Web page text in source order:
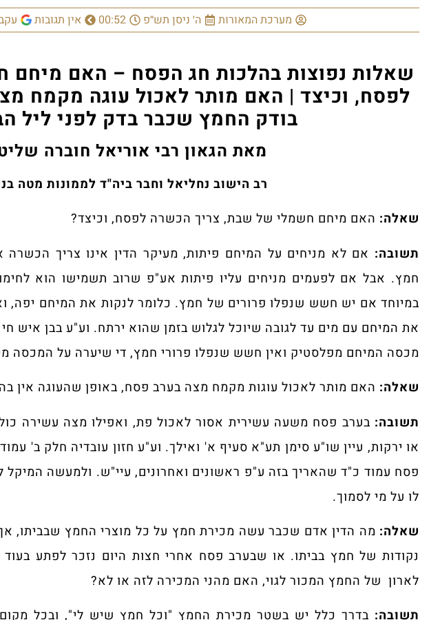
מערכת המאורות ה׳ ניסן תש״פ 00:52 אין תגובות
שאלות נפוצות בהלכות חג הפסח – האם מיחם
לפסח, וכיצד | האם מותר לאכול עוגה מקמח
בודק החמץ שכבר בדק לפני ליל
מאת הגאון רבי אוריאל חוברה
רב הישוב נחליאל וחבר ביה"ד לממונות מטה
שאלה: האם מיחם חשמלי של שבת, צריך הכשרה לפסח, וכיצד?
תשובה: אם לא מניחים על המיחם פיתות, מעיקר הדין אינו צריך הכשרה
חמץ. אבל אם לפעמים מניחים עליו פיתות אע"פ שרוב תשמישו הוא
במיוחד אם יש חשש שנפלו פרורים של חמץ. כלומר לנקות את המיחם יפה,
את המיחם עם מים עד לגובה שיוכל לגלוש בזמן שהוא ירתח. וע"ע בבן איש
מכסה המיחם מפלסטיק ואין חשש שנפלו פרורי חמץ, די שיערה על המכסה
שאלה: האם מותר לאכול עוגות מקמח מצה בערב פסח, באופן שהעוגה אין
תשובה: בערב פסח משעה עשירית אסור לאכול פת, ואפילו מצה עשירה
או ירקות, עיין שו"ע סימן תע"א סעיף א' ואילך. וע"ע חזון עובדיה חלק ב'
פסח עמוד כ"ד שהאריך בזה ע"פ ראשונים ואחרונים, עיי"ש. ולמעשה
לו על מי לסמוך.
שאלה: מה הדין אדם שכבר עשה מכירת חמץ על כל מוצרי החמץ שבביתו,
נקודות של חמץ בביתו. או שבערב פסח אחרי חצות היום נזכר לפתע בעוד
לארון של החמץ המכור לגוי, האם מהני המכירה לזה או לא?
תשובה: בדרך כלל יש בשטר מכירת החמץ "וכל חמץ שיש לי", ובכל